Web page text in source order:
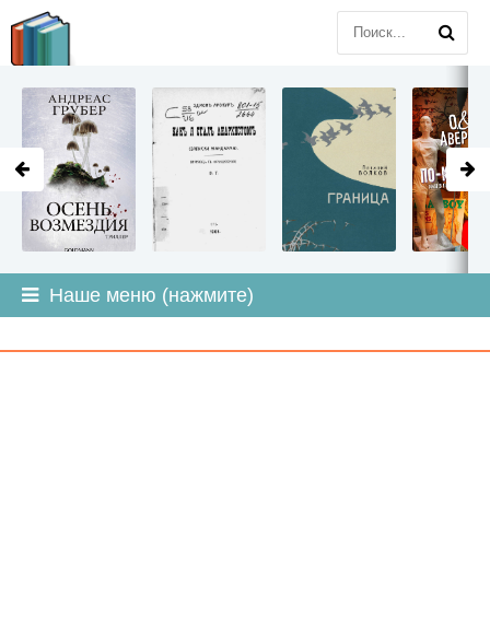
Наше меню (нажмите)
LITMIR.ORG